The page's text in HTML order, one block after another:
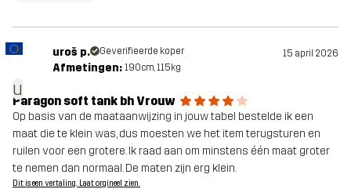
u
uroš p. Geverifieerde koper 15 april 2026
Afmetingen: 190cm, 115kg
Paragon soft tank bh Vrouw
Op basis van de maataanwijzing in jouw tabel bestelde ik een
maat die te klein was, dus moesten we het item terugsturen en
ruilen voor een grotere. Ik raad aan om minstens één maat groter
te nemen dan normaal. De maten zijn erg klein.
Dit is een vertaling. Laat orgineel zien.